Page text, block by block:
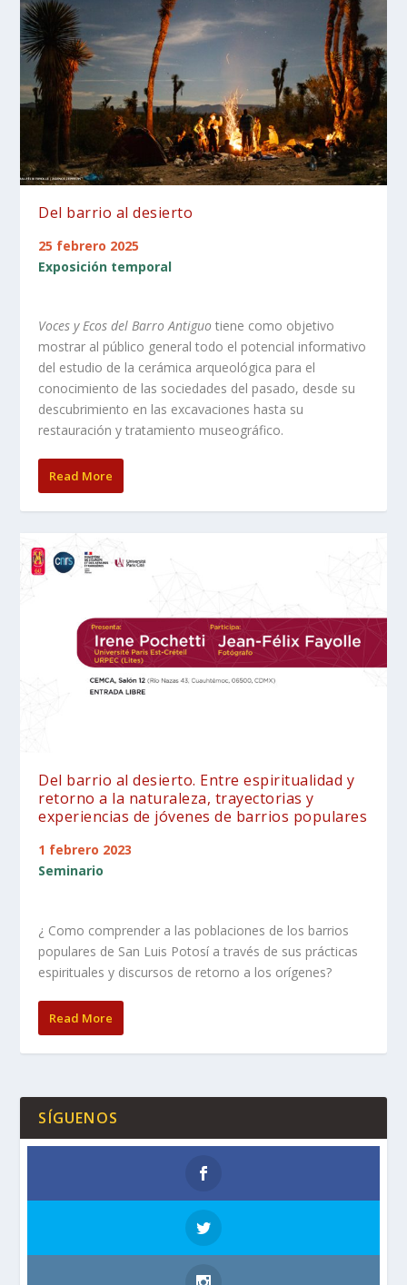
Del barrio al desierto
25 febrero 2025
Exposición temporal
Voces y Ecos del Barro Antiguo tiene como objetivo
mostrar al público general todo el potencial informativo
del estudio de la cerámica arqueológica para el
conocimiento de las sociedades del pasado, desde su
descubrimiento en las excavaciones hasta su
restauración y tratamiento museográfico.
Read More
Del barrio al desierto. Entre espiritualidad y
retorno a la naturaleza, trayectorias y
experiencias de jóvenes de barrios populares
1 febrero 2023
Seminario
¿ Como comprender a las poblaciones de los barrios
populares de San Luis Potosí a través de sus prácticas
espirituales y discursos de retorno a los orígenes?
Read More
SÍGUENOS